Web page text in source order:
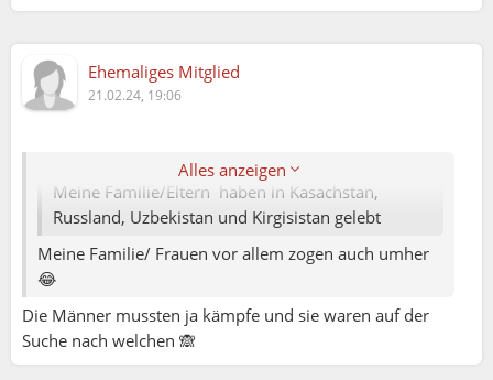
Ehemaliges Mitglied
21.02.24, 19:06
Alles anzeigen
Elena79:
Meine Familie/Eltern haben in Kasachstan,
Russland, Uzbekistan und Kirgisistan gelebt
Meine Familie/ Frauen vor allem zogen auch umher
😂
Die Männer mussten ja kämpfe und sie waren auf der
Suche nach welchen 🙈